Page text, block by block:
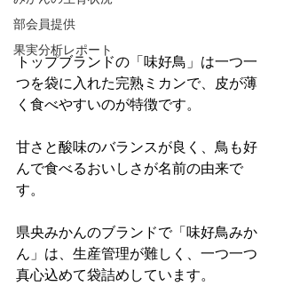
部会員提供
果実分析レポート
トップブランドの「味好鳥」は一つ一
つを袋に入れた完熟ミカンで、皮が薄
く食べやすいのが特徴です。
甘さと酸味のバランスが良く、鳥も好
んで食べるおいしさが名前の由来で
す。
県央みかんのブランドで「味好鳥みか
ん」は、生産管理が難しく、一つ一つ
真心込めて袋詰めしています。